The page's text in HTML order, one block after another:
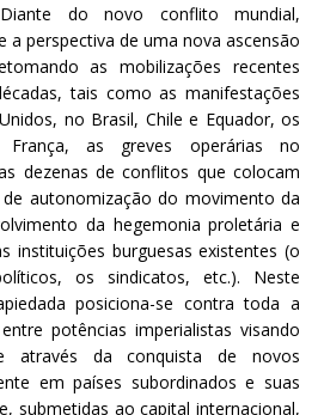
do novo conflito mundial,
a perspectiva de uma nova ascensão
as mobilizações recentes
tais como as manifestações
no Brasil, Chile e Equador, os
as greves operárias no
dezenas de conflitos que colocam
autonomização do movimento da
da hegemonia proletária e
instituições burguesas existentes (o
os sindicatos, etc.). Neste
posiciona-se contra toda a
potências imperialistas visando
através da conquista de novos
em países subordinados e suas
submetidas ao capital internacional,